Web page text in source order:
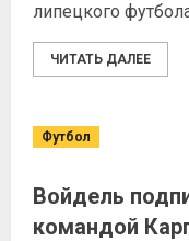
липецкого
ЧИТАТЬ ДАЛЕЕ
Футбол
Войдель
командой